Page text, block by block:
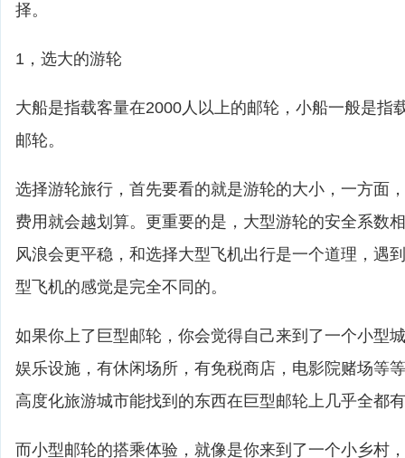
择。
1，选大的游轮
大船是指载客量在2000人以上的邮轮，小船一般是指
邮轮。
选择游轮旅行，首先要看的就是游轮的大小，一方面
费用就会越划算。更重要的是，大型游轮的安全系数
风浪会更平稳，和选择大型飞机出行是一个道理，遇
型飞机的感觉是完全不同的。
如果你上了巨型邮轮，你会觉得自己来到了一个小型
娱乐设施，有休闲场所，有免税商店，电影院赌场等
高度化旅游城市能找到的东西在巨型邮轮上几乎全都
而小型邮轮的搭乘体验，就像是你来到了一个小乡村